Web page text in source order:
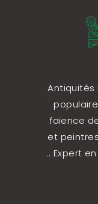
Antiquités
faïence
et
.. Expert